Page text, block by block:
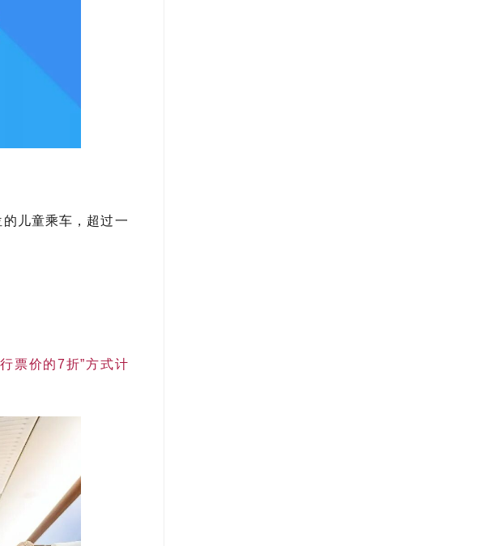
儿童乘车，超过一
票价的7折”方式计